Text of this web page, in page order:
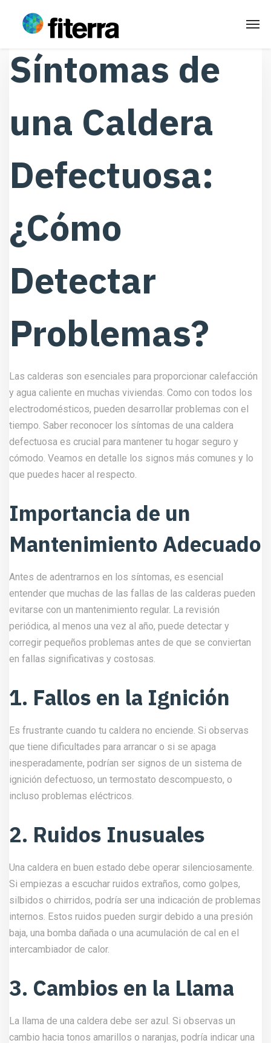
Síntomas de
una Caldera
Defectuosa:
¿Cómo
Detectar
Problemas?
Las calderas son esenciales para proporcionar calefacción
y agua caliente en muchas viviendas. Como con todos los
electrodomésticos, pueden desarrollar problemas con el
tiempo. Saber reconocer los síntomas de una caldera
defectuosa es crucial para mantener tu hogar seguro y
cómodo. Veamos en detalle los signos más comunes y lo
que puedes hacer al respecto.
Importancia de un
Mantenimiento Adecuado
Antes de adentrarnos en los síntomas, es esencial
entender que muchas de las fallas de las calderas pueden
evitarse con un mantenimiento regular. La revisión
periódica, al menos una vez al año, puede detectar y
corregir pequeños problemas antes de que se conviertan
en fallas significativas y costosas.
1. Fallos en la Ignición
Es frustrante cuando tu caldera no enciende. Si observas
que tiene dificultades para arrancar o si se apaga
inesperadamente, podrían ser signos de un sistema de
ignición defectuoso, un termostato descompuesto, o
incluso problemas eléctricos.
2. Ruidos Inusuales
Una caldera en buen estado debe operar silenciosamente.
Si empiezas a escuchar ruidos extraños, como golpes,
silbidos o chirridos, podría ser una indicación de problemas
internos. Estos ruidos pueden surgir debido a una presión
baja, una bomba dañada o una acumulación de cal en el
intercambiador de calor.
3. Cambios en la Llama
La llama de una caldera debe ser azul. Si observas un
cambio hacia tonos amarillos o naranjas, podría indicar una